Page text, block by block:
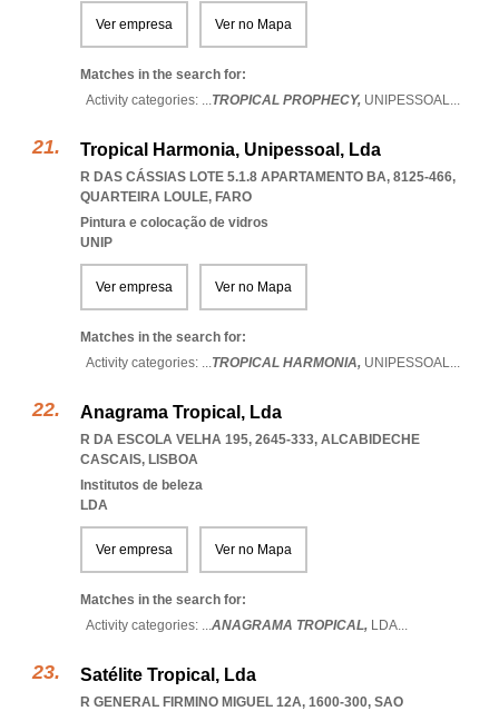
Ver empresa Ver no Mapa
Matches in the search for:
Activity categories: ...TROPICAL PROPHECY, UNIPESSOAL...
Tropical Harmonia, Unipessoal, Lda
R DAS CÁSSIAS LOTE 5.1.8 APARTAMENTO BA, 8125-466,
QUARTEIRA LOULE, FARO
Pintura e colocação de vidros
UNIP
Ver empresa Ver no Mapa
Matches in the search for:
Activity categories: ...TROPICAL HARMONIA, UNIPESSOAL...
Anagrama Tropical, Lda
R DA ESCOLA VELHA 195, 2645-333, ALCABIDECHE
CASCAIS, LISBOA
Institutos de beleza
LDA
Ver empresa Ver no Mapa
Matches in the search for:
Activity categories: ...ANAGRAMA TROPICAL, LDA...
Satélite Tropical, Lda
R GENERAL FIRMINO MIGUEL 12A, 1600-300, SAO